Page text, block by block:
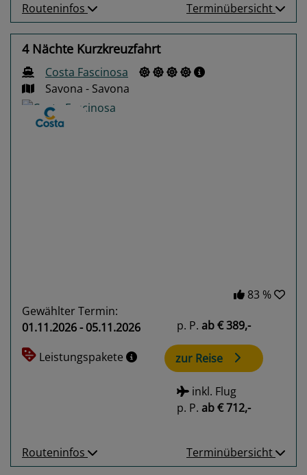
Routeninfos Terminübersicht
4 Nächte Kurzkreuzfahrt
Costa Fascinosa
Savona - Savona
83 %
Gewählter Termin:
01.11.2026 - 05.11.2026
Leistungspakete
p. P. ab€ 389,-
zur Reise
inkl. Flug
p. P. ab€ 712,-
Routeninfos Terminübersicht